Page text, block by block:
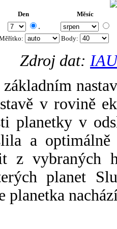
Den Měsíc
.
Body:
Zdroj dat:
v rovině
planetky v
a
z vybraných
planet
planetka